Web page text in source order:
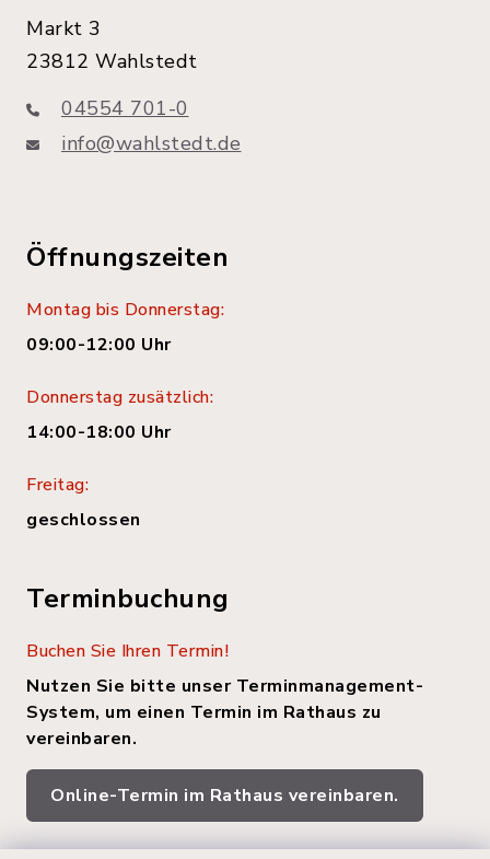
Markt 3
23812 Wahlstedt
04554 701-0
info@wahlstedt.de
Öffnungszeiten
Montag bis Donnerstag:
09:00-12:00 Uhr
Donnerstag zusätzlich:
14:00-18:00 Uhr
Freitag:
geschlossen
Terminbuchung
Buchen Sie Ihren Termin!
Nutzen Sie bitte unser Terminmanagement-
System, um einen Termin im Rathaus zu
vereinbaren.
Online-Termin im Rathaus vereinbaren.